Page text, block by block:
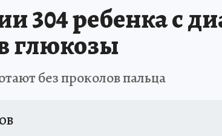
304 ребенка с
глюкозы
без проколов пальца